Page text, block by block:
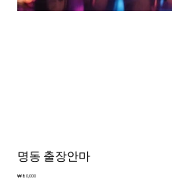
명동 출장안마
가
₩80,000